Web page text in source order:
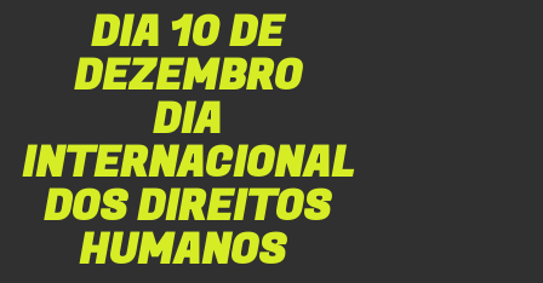
DIA 10 DE
DEZEMBRO
DIA
INTERNACIONAL
DOS DIREITOS
HUMANOS